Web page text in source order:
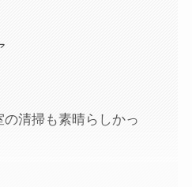
の清掃も素晴らしかっ